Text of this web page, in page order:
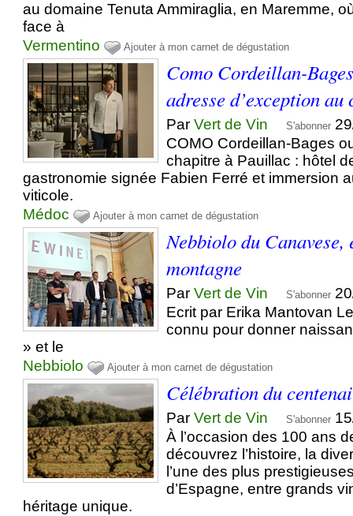
au domaine Tenuta Ammiraglia, en Maremme,
face à
Vermentino
Ajouter à mon carnet de dégustation
Como Cordeillan-
adresse d’exception
ParVert de Vin S'abonner
COMO Cordeillan-Bages
chapitre à Pauillac : hôtel
gastronomie signée Fabien Ferré et immersion
viticole.
Médoc
Ajouter à mon carnet de dégustation
Nebbiolo du
montagne
ParVert de Vin S'abonner
Ecrit par Erika Mantovan
connu pour donner
» et le
Nebbiolo
Ajouter à mon carnet de dégustation
Célébration du
ParVert de Vin S'abonner
À l’occasion des 100 ans
découvrez l’histoire, la
l’une des plus
d’Espagne, entre grands
héritage unique.